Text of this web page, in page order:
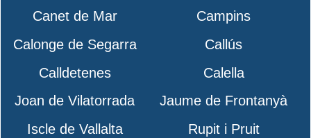
Canet de Mar
Campins
Calonge de Segarra
Callús
Calldetenes
Calella
Joan de Vilatorrada
Jaume de Frontanyà
Iscle de Vallalta
Rupit i Pruit